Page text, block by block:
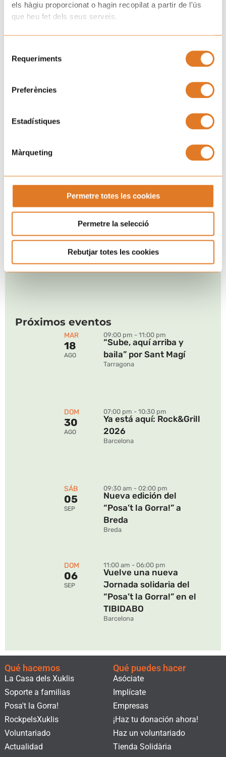
els hàgiu proporcionat o hagin recopilat a partir de l'ús
que heu fet dels seus serveis.
Requeriments
Preferències
Estadístiques
Màrqueting
Permetre totes les cookies
Permetre la selecció
Rebutjar totes les cookies
Próximos eventos
MAR
18
AGO
09:00 pm - 11:00 pm
“Sube, aquí arriba y
baila” por Sant Magí
Tarragona
DOM
30
AGO
07:00 pm - 10:30 pm
Ya está aquí: Rock&Grill
2026
Barcelona
SÁB
05
SEP
09:30 am - 02:00 pm
Nueva edición del
“Posa’t la Gorra!” a
Breda
Breda
DOM
06
SEP
11:00 am - 06:00 pm
Vuelve una nueva
Jornada solidaria del
“Posa’t la Gorra!” en el
TIBIDABO
Barcelona
Qué hacemos
La Casa dels Xuklis
Soporte a familias
Posa't la Gorra!
RockpelsXuklis
Voluntariado
Actualidad
Qué puedes hacer
Asóciate
Implícate
Empresas
¡Haz tu donación ahora!
Haz un voluntariado
Tienda Solidària